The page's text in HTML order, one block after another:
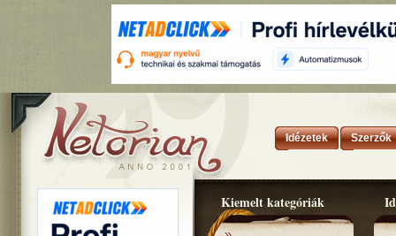
Idézetek Szerzők
Kiemelt kategóriák